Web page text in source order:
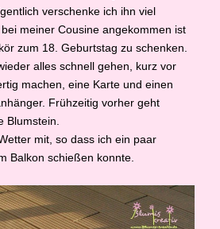
verschenke ich ihn viel
meiner Cousine angekommen ist
zum 18. Geburtstag zu schenken.
alles schnell gehen, kurz vor
machen, eine Karte und einen
Frühzeitig vorher geht
Blumstein.
mit, so dass ich ein paar
Balkon schießen konnte.